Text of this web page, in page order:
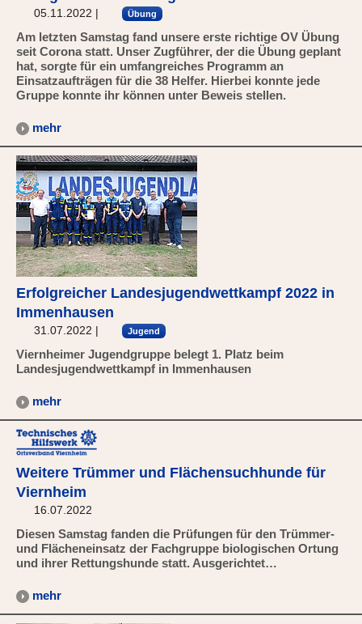
05.11.2022 | Übung
Am letzten Samstag fand unsere erste richtige OV Übung
seit Corona statt. Unser Zugführer, der die Übung geplant
hat, sorgte für ein umfangreiches Programm an
Einsatzaufträgen für die 38 Helfer. Hierbei konnte jede
Gruppe konnte ihr können unter Beweis stellen.
mehr
Erfolgreicher Landesjugendwettkampf 2022 in
Immenhausen
31.07.2022 | Jugend
Viernheimer Jugendgruppe belegt 1. Platz beim
Landesjugendwettkampf in Immenhausen
mehr
Weitere Trümmer und Flächensuchhunde für
Viernheim
16.07.2022
Diesen Samstag fanden die Prüfungen für den Trümmer-
und Flächeneinsatz der Fachgruppe biologischen Ortung
und ihrer Rettungshunde statt. Ausgerichtet…
mehr